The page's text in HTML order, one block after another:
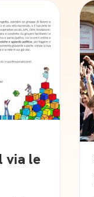
via le